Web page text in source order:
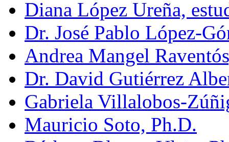
Diana López Ureña,
Dr. José Pablo López-
Andrea Mangel
Dr. David Gutiérrez
Gabriela Villalobos-
Mauricio Soto, Ph.D.